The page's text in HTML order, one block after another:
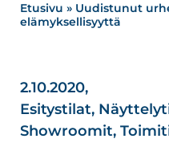
Etusivu » Uudistunut
elämyksellisyyttä
2.10.2020,
Esitystilat,
Showroomit,